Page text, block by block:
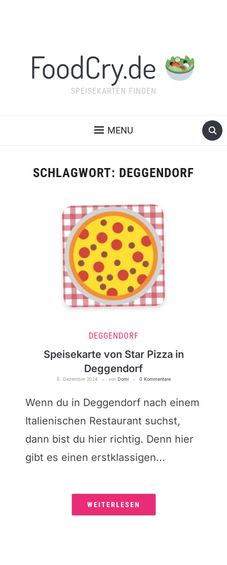
FoodCry.de
SPEISEKARTEN FINDEN
MENU
SCHLAGWORT: DEGGENDORF
DEGGENDORF
Speisekarte von Star Pizza in
Deggendorf
8. Dezember 2024 von Domi 0 Kommentare
Wenn du in Deggendorf nach einem
Italienischen Restaurant suchst,
dann bist du hier richtig. Denn hier
gibt es einen erstklassigen...
WEITERLESEN